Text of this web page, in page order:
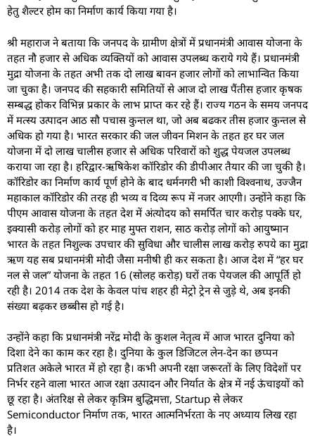
हेतु शैल्टर होम का निर्माण कार्य किया गया है।
श्री महाराज ने बताया कि जनपद के ग्रामीण क्षेत्रों में प्रधानमंत्री आवास योजना के
तहत नौ हजार से अधिक व्यक्तियों को आवास उपलब्ध कराये गये हैं। प्रधानमंत्री
मुद्रा योजना के तहत अभी तक दो लाख बावन हजार लोगों को लाभान्वित किया
जा चुका है। जनपद की सहकारी समितियों से आज दो लाख पैंतीस हजार कृषक
सम्बद्ध होकर विभिन्न प्रकार के लाभ प्राप्त कर रहे हैं। राज्य गठन के समय जनपद
में मत्स्य उत्पादन आठ सौ पचास कुन्तल था, जो अब बढकर तीस हजार कुन्तल से
अधिक हो गया है। भारत सरकार की जल जीवन मिशन के तहत हर घर जल
योजना में दो लाख चालीस हजार से अधिक परिवारों को शुद्ध पेयजल उपलब्ध
कराया जा रहा है। हरिद्वार-ऋषिकेश कॉरिडोर की डीपीआर तैयार की जा चुकी है।
कॉरिडोर का निर्माण कार्य पूर्ण होने के बाद धर्मनगरी भी काशी विश्वनाथ, उज्जैन
महाकाल कॉरिडोर की तरह ही भव्य व दिव्य रूप में नजर आएगी। उन्होंने कहा कि
पीएम आवास योजना के तहत देश में अंत्योदय को समर्पित चार करोड़ पक्के घर,
इक्यासी करोड़ लोगों को हर माह मुफ्त राशन, साठ करोड़ लोगों को आयुष्मान
भारत के तहत निशुल्क उपचार की सुविधा और चालीस लाख करोड़ रुपये का मुद्रा
ऋण यह सब प्रधानमंत्री मोदी जैसा मनीषी ही कर सकता है। आज देश में “हर घर
नल से जल” योजना के तहत 16 (सोलह करोड़) घरों तक पेयजल की आपूर्ति हो
रही है। 2014 तक देश के केवल पांच शहर ही मेट्रो ट्रेन से जुड़े थे, अब इनकी
संख्या बढ़कर छब्बीस हो गई है।
उन्होंने कहा कि प्रधानमंत्री नरेंद्र मोदी के कुशल नेतृत्व में आज भारत दुनिया को
दिशा देने का काम कर रहा है। दुनिया के कुल डिजिटल लेन-देन का छप्पन
प्रतिशत अकेले भारत में हो रहा है। कभी अपनी रक्षा जरूरतों के लिए विदेशों पर
निर्भर रहने वाला भारत आज रक्षा उत्पादन और निर्यात के क्षेत्र में नई ऊंचाइयों को
छू रहा है। अंतरिक्ष से लेकर कृत्रिम बुद्धिमत्ता, Startup से लेकर
Semiconductor निर्माण तक, भारत आत्मनिर्भरता के नए अध्याय लिख रहा
है।